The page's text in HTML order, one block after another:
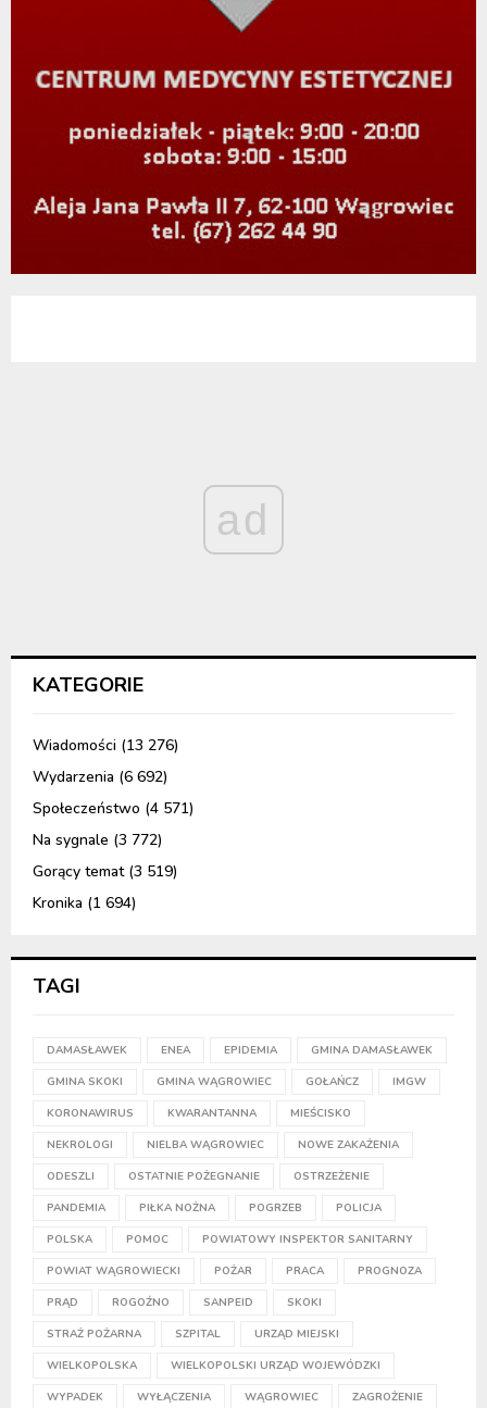
ad
KATEGORIE
Wiadomości (13 276)
Wydarzenia (6 692)
Społeczeństwo (4 571)
Na sygnale (3 772)
Gorący temat(3 519)
Kronika (1 694)
TAGI
DAMASŁAWEK ENEA EPIDEMIA GMINA DAMASŁAWEK
GMINA SKOKI GMINA WĄGROWIEC GOŁAŃCZ IMGW
KORONAWIRUS KWARANTANNA MIEŚCISKO
NEKROLOGI NIELBA WĄGROWIEC NOWE ZAKAŻENIA
ODESZLI OSTATNIE POŻEGNANIE OSTRZEŻENIE
PANDEMIA PIŁKA NOŻNA POGRZEB POLICJA
POLSKA POMOC POWIATOWY INSPEKTOR SANITARNY
POWIAT WĄGROWIECKI POŻAR PRACA PROGNOZA
PRĄD ROGOŹNO SANPEID SKOKI
STRAŻ POŻARNA SZPITAL URZĄD MIEJSKI
WIELKOPOLSKA WIELKOPOLSKI URZĄD WOJEWÓDZKI
WYPADEK WYŁĄCZENIA WĄGROWIEC ZAGROŻENIE